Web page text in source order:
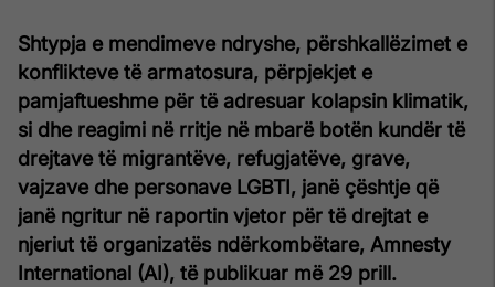
Shtypja e mendimeve ndryshe, përshkallëzimet e
konflikteve të armatosura, përpjekjet e
pamjaftueshme për të adresuar kolapsin klimatik,
si dhe reagimi në rritje në mbarë botën kundër të
drejtave të migrantëve, refugjatëve, grave,
vajzave dhe personave LGBTI, janë çështje që
janë ngritur në raportin vjetor për të drejtat e
njeriut të organizatës ndërkombëtare, Amnesty
International (AI), të publikuar më 29 prill.